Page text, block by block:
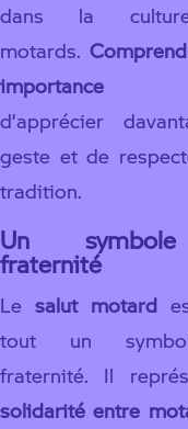
dans la
motards.
importance
d’apprécier
geste et de
tradition.
Un
fraternité
Le salut motard
tout un
fraternité. Il
solidarité entre